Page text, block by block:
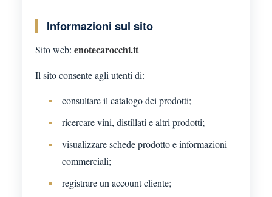
Informazioni sul sito
Sito web: enotecarocchi.it
Il sito consente agli utenti di:
consultare il catalogo dei prodotti;
ricercare vini, distillati e altri prodotti;
visualizzare schede prodotto e informazioni
commerciali;
registrare un account cliente;